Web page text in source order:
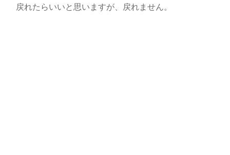
戻れたらいいと思いますが、戻れません。